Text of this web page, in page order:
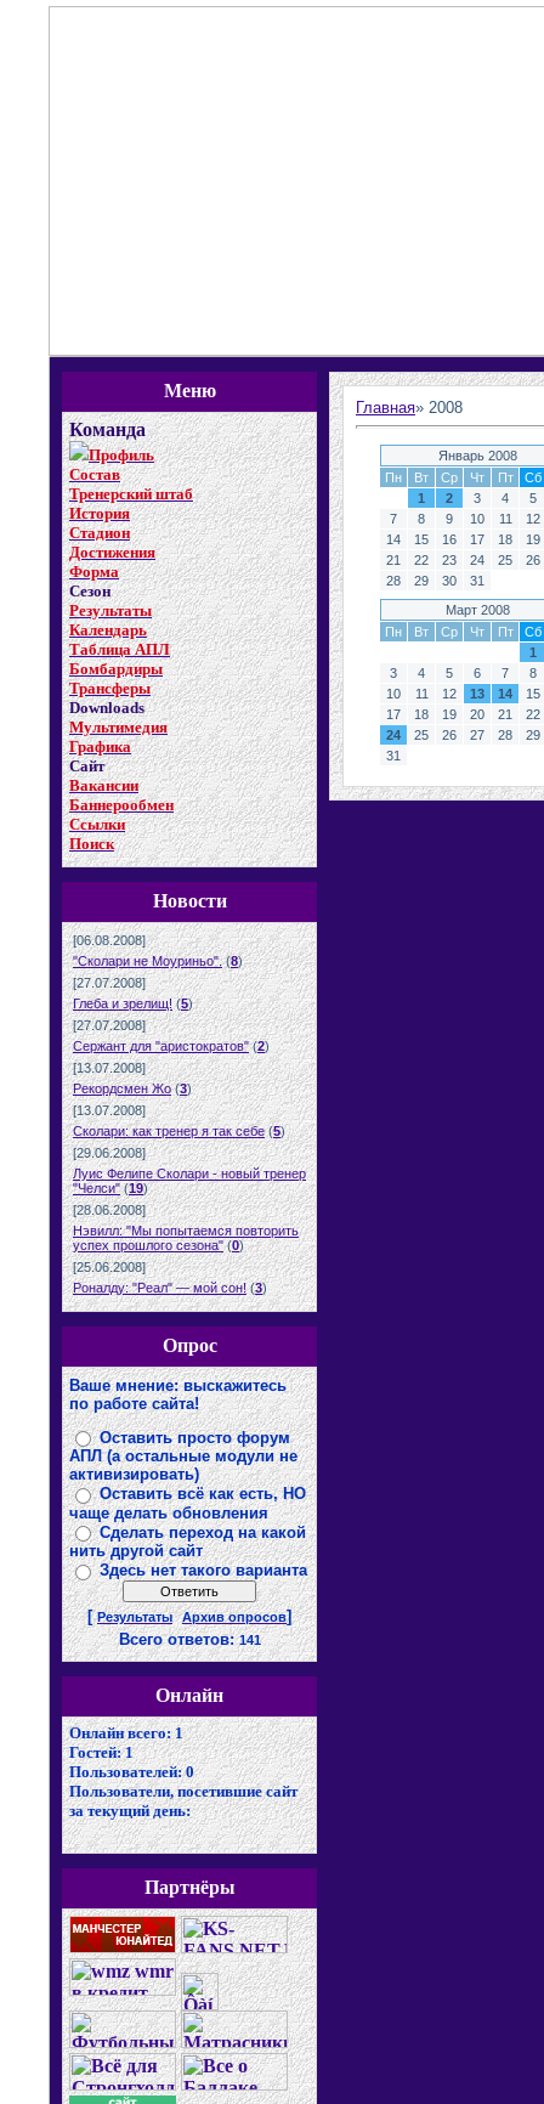
Меню
Команда
Профиль
Состав
Тренерский штаб
История
Стадион
Достижения
Форма
Сезон
Результаты
Календарь
Таблица АПЛ
Бомбардиры
Трансферы
Downloads
Мультимедия
Графика
Сайт
Вакансии
Баннерообмен
Ссылки
Поиск
Новости
[06.08.2008]
"Сколари не Моуриньо". (8)
[27.07.2008]
Глеба и зрелищ! (5)
[27.07.2008]
Сержант для "аристократов" (2)
[13.07.2008]
Рекордсмен Жо (3)
[13.07.2008]
Сколари: как тренер я так себе (5)
[29.06.2008]
Луис Фелипе Сколари - новый тренер
"Челси" (19)
[28.06.2008]
Нэвилл: "Мы попытаемся повторить
успех прошлого сезона" (0)
[25.06.2008]
Роналду: "Реал" — мой сон! (3)
Опрос
Ваше мнение: выскажитесь
по работе сайта!
Оставить просто форум
АПЛ (а остальные модули не
активизировать)
Оставить всё как есть, НО
чаще делать обновления
Сделать переход на какой
нить другой сайт
Здесь нет такого варианта
[Результаты Архив опросов]
Всего ответов: 141
Онлайн
Онлайн всего:1
Гостей:1
Пользователей:0
Пользователи, посетившие сайт
за текущий день:
Партнёры
Главная» 2008
Январь 2008
Пн
Вт Ср Чт Пт
Сб
1
2 3 4
5
7
8 9 10 11
12
14
15 16 17 18
19
21
22 23 24 25
26
28
29 30
31
Март 2008
Пн
Вт Ср Чт Пт
Сб
1
3
4 5 6 7
8
10
11 12 13 14
15
17
18 19 20 21
22
24
25 26 27 28
29
31